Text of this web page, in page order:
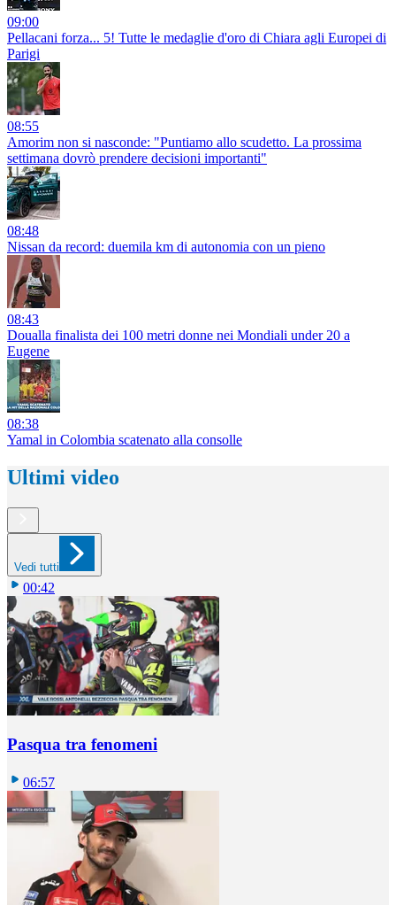
09:00
Pellacani forza... 5! Tutte le medaglie d'oro di Chiara agli Europei di
Parigi
08:55
Amorim non si nasconde: "Puntiamo allo scudetto. La prossima
settimana dovrò prendere decisioni importanti"
08:48
Nissan da record: duemila km di autonomia con un pieno
08:43
Doualla finalista dei 100 metri donne nei Mondiali under 20 a
Eugene
08:38
Yamal in Colombia scatenato alla consolle
Ultimi video
Vedi tutti
00:42
Pasqua tra fenomeni
06:57